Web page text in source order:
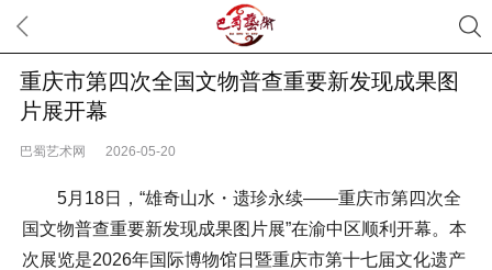
重庆市第四次全国文物普查重要新发现成果图
片展开幕
巴蜀艺术网 2026-05-20
5月18日，“雄奇山水・遗珍永续——重庆市第四次全
国文物普查重要新发现成果图片展”在渝中区顺利开幕。本
次展览是2026年国际博物馆日暨重庆市第十七届文化遗产